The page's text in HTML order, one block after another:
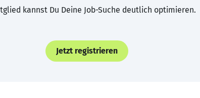
kannst Du Deine Job-Suche deutlich optimieren.
Jetzt registrieren